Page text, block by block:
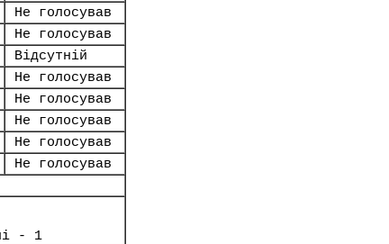
Не голосував
Не голосував
Відсутній
Не голосував
Не голосував
Не голосував
Не голосував
Не голосував
- 1